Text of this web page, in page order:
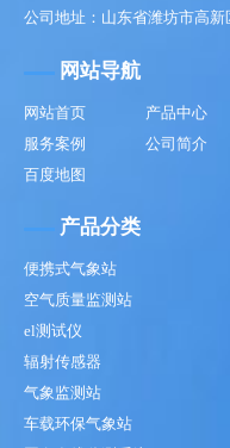
公司地址：山东省潍坊市高
网站导航
网站首页 产品中心
服务案例
公司简介
百度地图
产品分类
便携式气象站
空气质量监测站
el测试仪
辐射传感器
气象监测站
车载环保气象站